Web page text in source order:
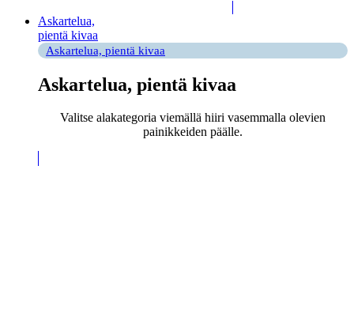
Askartelua,
pientä kivaa
Askartelua, pientä kivaa
Askartelua, pientä kivaa
Valitse alakategoria viemällä hiiri vasemmalla olevien
painikkeiden päälle.